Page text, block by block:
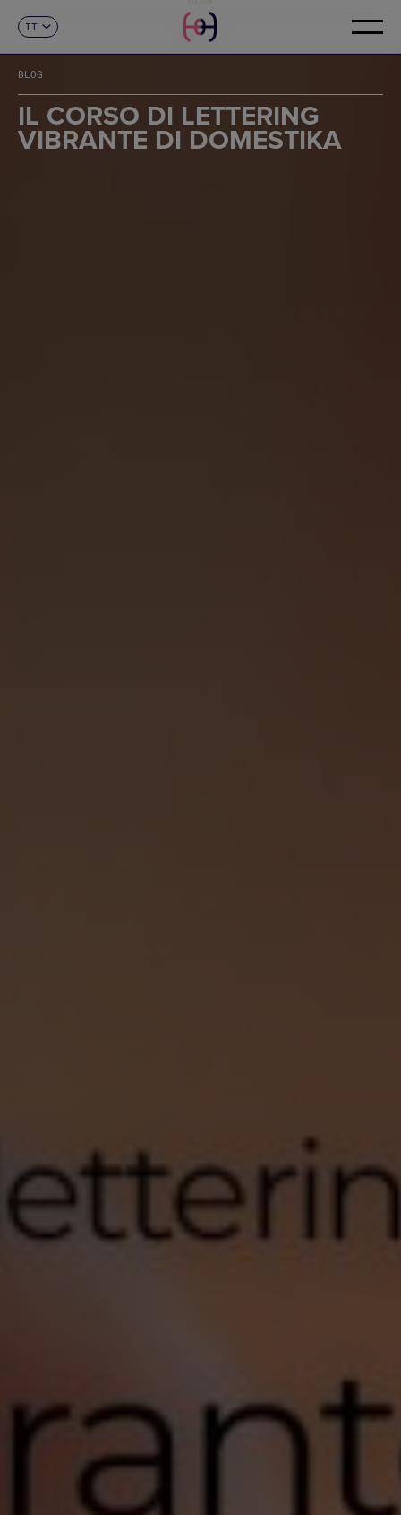
EN
FR
DE
IT
PT
CONTATTI
BLOG
IL CORSO DI LETTERING
VIBRANTE DI DOMESTIKA